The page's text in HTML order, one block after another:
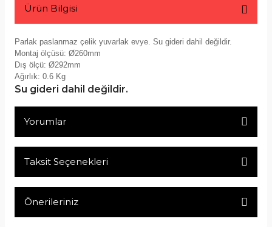
Ürün Bilgisi
Parlak paslanmaz çelik yuvarlak evye. Su gideri dahil değildir.
Montaj ölçüsü: Ø260mm
Dış ölçü: Ø292mm
Ağırlık: 0.6 Kg
Su gideri dahil değildir.
Yorumlar
Taksit Seçenekleri
Önerileriniz